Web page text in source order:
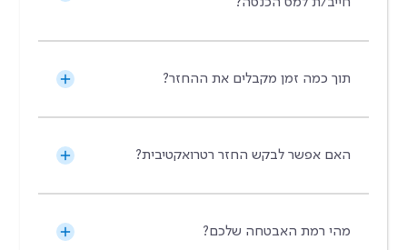
תוך כמה זמן מקבלים את ההחזר?
האם אפשר לבקש החזר רטרואקטיבית?
מהי רמת האבטחה שלכם?